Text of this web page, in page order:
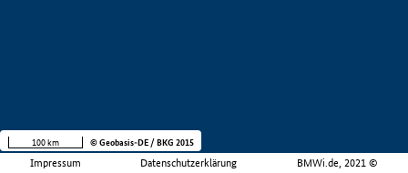
Impressum Datenschutzerklärung BMWi.de, 2021 ©
100 km © Geobasis-DE / BKG 2015